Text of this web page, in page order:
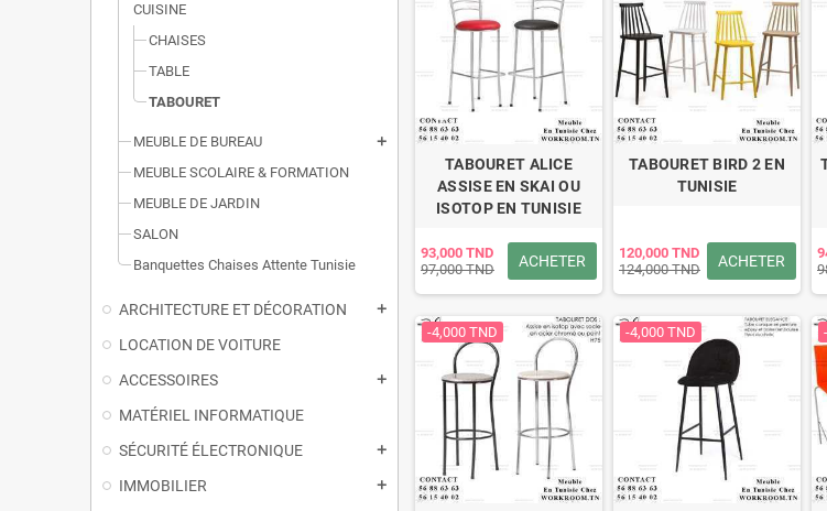
CUISINE
CHAISES
TABLE
TABOURET
MEUBLE DE BUREAU add
MEUBLE SCOLAIRE & FORMATION
MEUBLE DE JARDIN
SALON
Banquettes Chaises Attente Tunisie
ARCHITECTURE ET DÉCORATION add
LOCATION DE VOITURE
ACCESSOIRES
add
MATÉRIEL INFORMATIQUE
SÉCURITÉ ÉLECTRONIQUE
add
IMMOBILIER add
TABOURET ALICE
ASSISE EN SKAI OU
ISOTOP EN TUNISIE
93,000 TND
97,000 TND
ACHETER
TABOURET BIRD 2 EN
TUNISIE
120,000 TND
124,000 TND
ACHETER
-4,000 TND -4,000 TND